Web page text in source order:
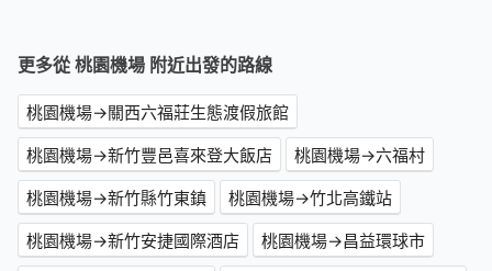
更多從 桃園機場 附近出發的路線
桃園機場→關西六福莊生態渡假旅館
桃園機場→新竹豐邑喜來登大飯店
桃園機場→六福村
桃園機場→新竹縣竹東鎮
桃園機場→竹北高鐵站
桃園機場→新竹安捷國際酒店
桃園機場→昌益環球市